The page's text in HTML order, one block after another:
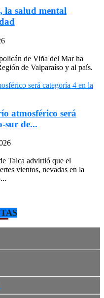
la salud mental
de Viña del Mar ha
de Valparaíso y al país.
atmosférico será
sur de...
Talca advirtió que el
vientos, nevadas en la